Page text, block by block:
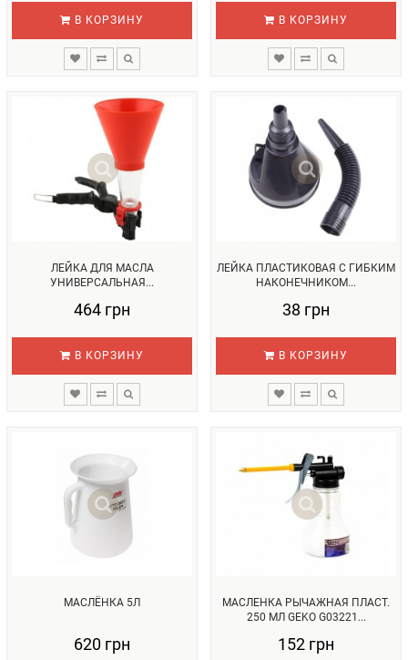
В КОРЗИНУ В КОРЗИНУ
ЛЕЙКА ДЛЯ МАСЛА
УНИВЕРСАЛЬНАЯ...
464 грн
В КОРЗИНУ
ЛЕЙКА ПЛАСТИКОВАЯ С ГИБКИМ
НАКОНЕЧНИКОМ...
38 грн
В КОРЗИНУ
МАСЛЁНКА 5Л
620 грн
МАСЛЕНКА РЫЧАЖНАЯ ПЛАСТ.
250 МЛ GEKO G03221...
152 грн